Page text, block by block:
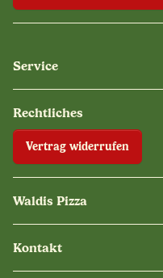
Service
Rechtliches
Vertrag widerrufen
Waldis Pizza
Kontakt